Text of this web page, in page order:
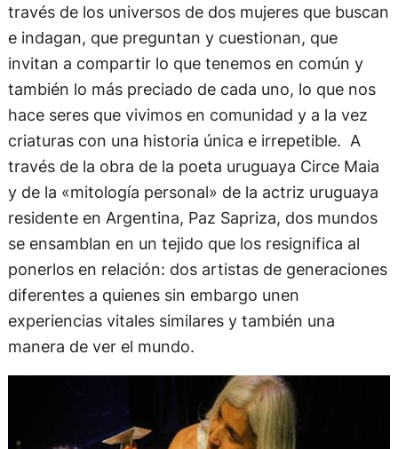
través de los universos de dos mujeres que buscan
e indagan, que preguntan y cuestionan, que
invitan a compartir lo que tenemos en común y
también lo más preciado de cada uno, lo que nos
hace seres que vivimos en comunidad y a la vez
criaturas con una historia única e irrepetible. A
través de la obra de la poeta uruguaya Circe Maia
y de la «mitología personal» de la actriz uruguaya
residente en Argentina, Paz Sapriza, dos mundos
se ensamblan en un tejido que los resignifica al
ponerlos en relación: dos artistas de generaciones
diferentes a quienes sin embargo unen
experiencias vitales similares y también una
manera de ver el mundo.